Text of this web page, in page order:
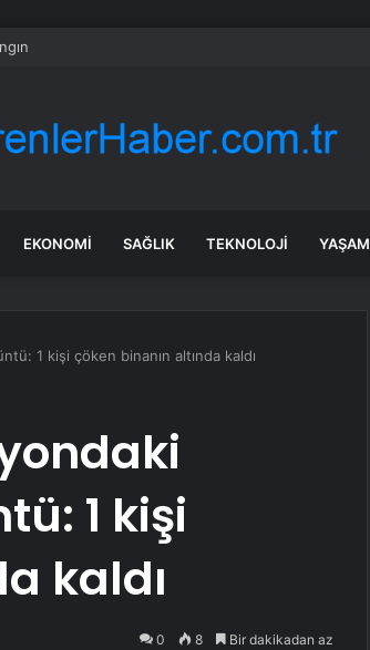
EKONOMI SAĞLIK TEKNOLOJI YAŞAM
1 kişi çöken binanın altında kaldı
1 kişi
kaldı
0 8 Bir dakikadan az